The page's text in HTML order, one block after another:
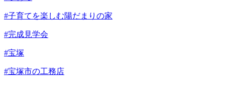
#子育てを楽しむ陽だまりの家
#完成見学会
#宝塚
#宝塚市の工務店